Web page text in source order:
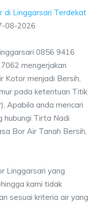
di Linggarsari Terdekat
08-2026
0856 9416
mengerjakan
Kotor menjadi Bersih,
pada ketentuan Titik
Apabila anda mencari
hubungi Tirta Nadi
Bor Air Tanah Bersih,
Linggarsari yang
kami tidak
sesuai kriteria air yang